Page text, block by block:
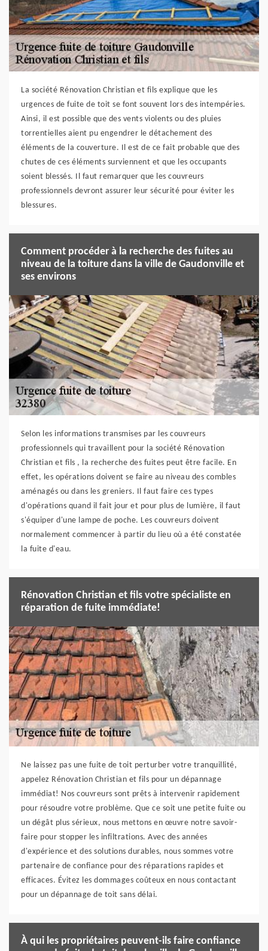
La société Rénovation Christian et fils explique que les
urgences de fuite de toit se font souvent lors des intempéries.
Ainsi, il est possible que des vents violents ou des pluies
torrentielles aient pu engendrer le détachement des
éléments de la couverture. Il est de ce fait probable que des
chutes de ces éléments surviennent et que les occupants
soient blessés. Il faut remarquer que les couvreurs
professionnels devront assurer leur sécurité pour éviter les
blessures.
Comment procéder à la recherche des fuites au
niveau de la toiture dans la ville de Gaudonville et
ses environs
Selon les informations transmises par les couvreurs
professionnels qui travaillent pour la société Rénovation
Christian et fils , la recherche des fuites peut être facile. En
effet, les opérations doivent se faire au niveau des combles
aménagés ou dans les greniers. Il faut faire ces types
d'opérations quand il fait jour et pour plus de lumière, il faut
s'équiper d'une lampe de poche. Les couvreurs doivent
normalement commencer à partir du lieu où a été constatée
la fuite d'eau.
Rénovation Christian et fils votre spécialiste en
réparation de fuite immédiate!
Ne laissez pas une fuite de toit perturber votre tranquillité,
appelez Rénovation Christian et fils pour un dépannage
immédiat! Nos couvreurs sont prêts à intervenir rapidement
pour résoudre votre problème. Que ce soit une petite fuite ou
un dégât plus sérieux, nous mettons en œuvre notre savoir-
faire pour stopper les infiltrations. Avec des années
d'expérience et des solutions durables, nous sommes votre
partenaire de confiance pour des réparations rapides et
efficaces. Évitez les dommages coûteux en nous contactant
pour un dépannage de toit sans délai.
À qui les propriétaires peuvent-ils faire confiance